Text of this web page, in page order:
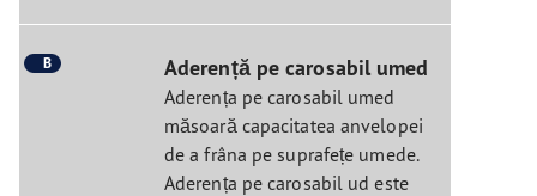
B Aderență pe carosabil umed
Aderența pe carosabil umed
măsoară capacitatea anvelopei
de a frâna pe suprafețe umede.
Aderența pe carosabil ud este